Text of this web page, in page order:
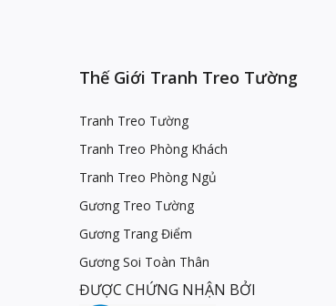
Thế Giới Tranh Treo Tường
Tranh Treo Tường
Tranh Treo Phòng Khách
Tranh Treo Phòng Ngủ
Gương Treo Tường
Gương Trang Điểm
Gương Soi Toàn Thân
ĐƯỢC CHỨNG NHẬN BỞI